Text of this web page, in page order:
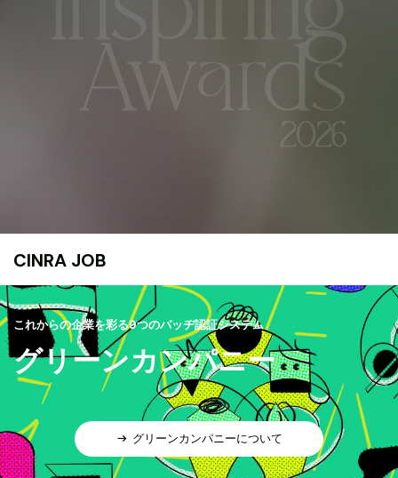
CINRA JOB
これからの企業を彩る9つのバッヂ認証システム
グリーンカンパニー
グリーンカンパニーについて